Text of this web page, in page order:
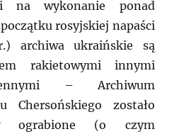
na wykonanie ponad
rosyjskiej napaści
archiwa ukraińskie są
rakietowymi innymi
– Archiwum
Chersońskiego zostało
ograbione (o czym